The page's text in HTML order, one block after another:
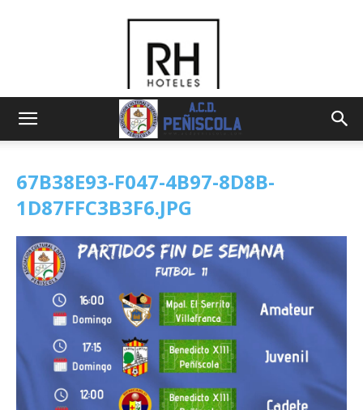
67B38E93-F047-4B97-8D8B-
1D87FFC3B3F6.JPG